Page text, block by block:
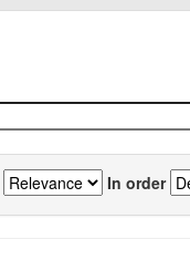
In order